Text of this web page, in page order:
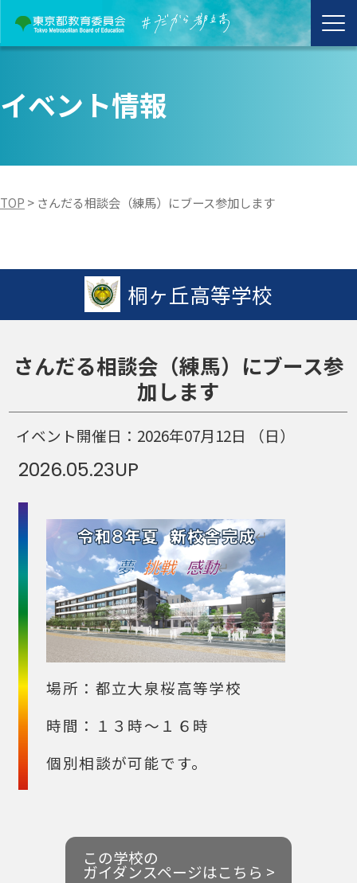
イベント情報
TOP > さんだる相談会（練馬）にブース参加します
桐ヶ丘高等学校
さんだる相談会（練馬）にブース参
加します
イベント開催日： 2026年07月12日 （日）
2026.05.23UP
場所：都立大泉桜高等学校
時間：１３時～１６時
個別相談が可能です。
この学校の
ガイダンスページはこちら >